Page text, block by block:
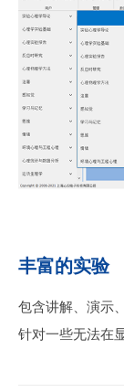
丰富的实验
包含讲解、演示
针对一些无法在